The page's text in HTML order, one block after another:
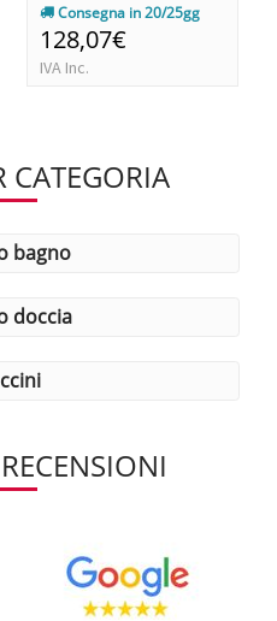
Consegna in 20/25gg
128,07€
IVA Inc.
CATEGORIA
bagno
doccia